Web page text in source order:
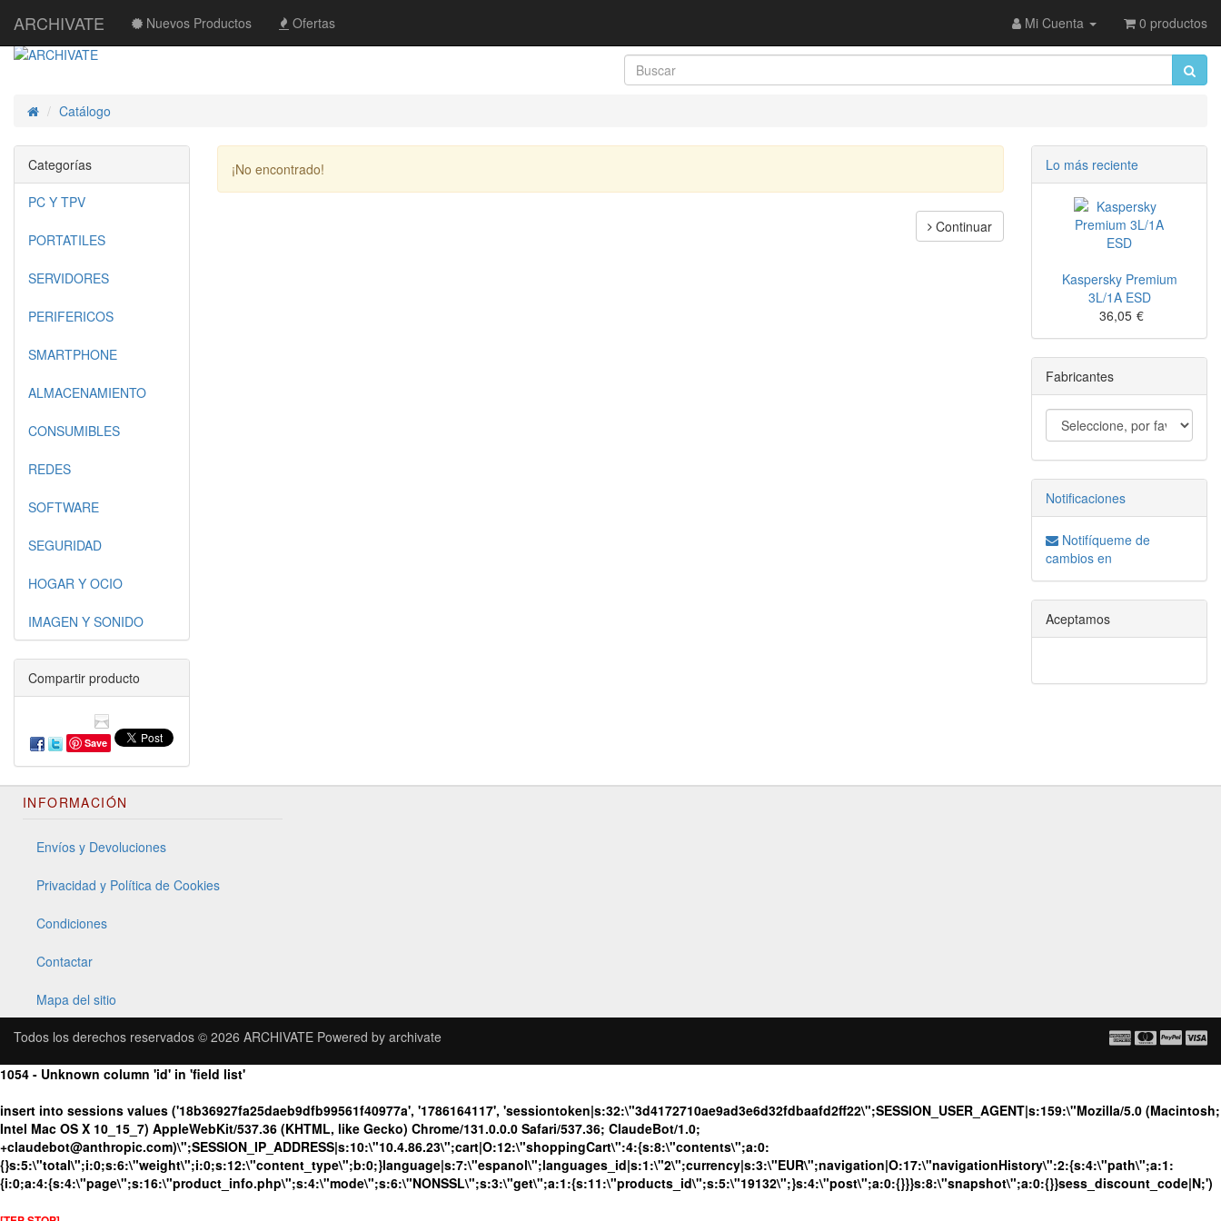
ARCHIVATE Nuevos Productos Ofertas Mi Cuenta 0 productos
InicioCatálogo
¡No encontrado!
Continuar
Categorías
PC Y TPV
PORTATILES
SERVIDORES
PERIFERICOS
SMARTPHONE
ALMACENAMIENTO
CONSUMIBLES
REDES
SOFTWARE
SEGURIDAD
HOGAR Y OCIO
IMAGEN Y SONIDO
Compartir producto
Save
Lo más reciente
Kaspersky Premium
3L/1A ESD
36,05 €
Fabricantes
Notificaciones
Notifíqueme de
cambios en
Aceptamos
INFORMACIÓN
Envíos y Devoluciones
Privacidad y Política de Cookies
Condiciones
Contactar
Mapa del sitio
Todos los derechos reservados © 2026 ARCHIVATE Powered by archivate
1054 - Unknown column 'id' in 'field list'
insert into sessions values ('18b36927fa25daeb9dfb99561f40977a', '1786164117', 'sessiontoken|s:32:\"3d4172710ae9ad3e6d32fdbaafd2ff22\";SESSION_USER_AGENT|s:159:\"Mozilla/5.0 (Macintosh;
Intel Mac OS X 10_15_7) AppleWebKit/537.36 (KHTML, like Gecko) Chrome/131.0.0.0 Safari/537.36; ClaudeBot/1.0;
+claudebot@anthropic.com)\";SESSION_IP_ADDRESS|s:10:\"10.4.86.23\";cart|O:12:\"shoppingCart\":4:{s:8:\"contents\";a:0:
{}s:5:\"total\";i:0;s:6:\"weight\";i:0;s:12:\"content_type\";b:0;}language|s:7:\"espanol\";languages_id|s:1:\"2\";currency|s:3:\"EUR\";navigation|O:17:\"navigationHistory\":2:{s:4:\"path\";a:1:
{i:0;a:4:{s:4:\"page\";s:16:\"product_info.php\";s:4:\"mode\";s:6:\"NONSSL\";s:3:\"get\";a:1:{s:11:\"products_id\";s:5:\"19132\";}s:4:\"post\";a:0:{}}}s:8:\"snapshot\";a:0:{}}sess_discount_code|N;')